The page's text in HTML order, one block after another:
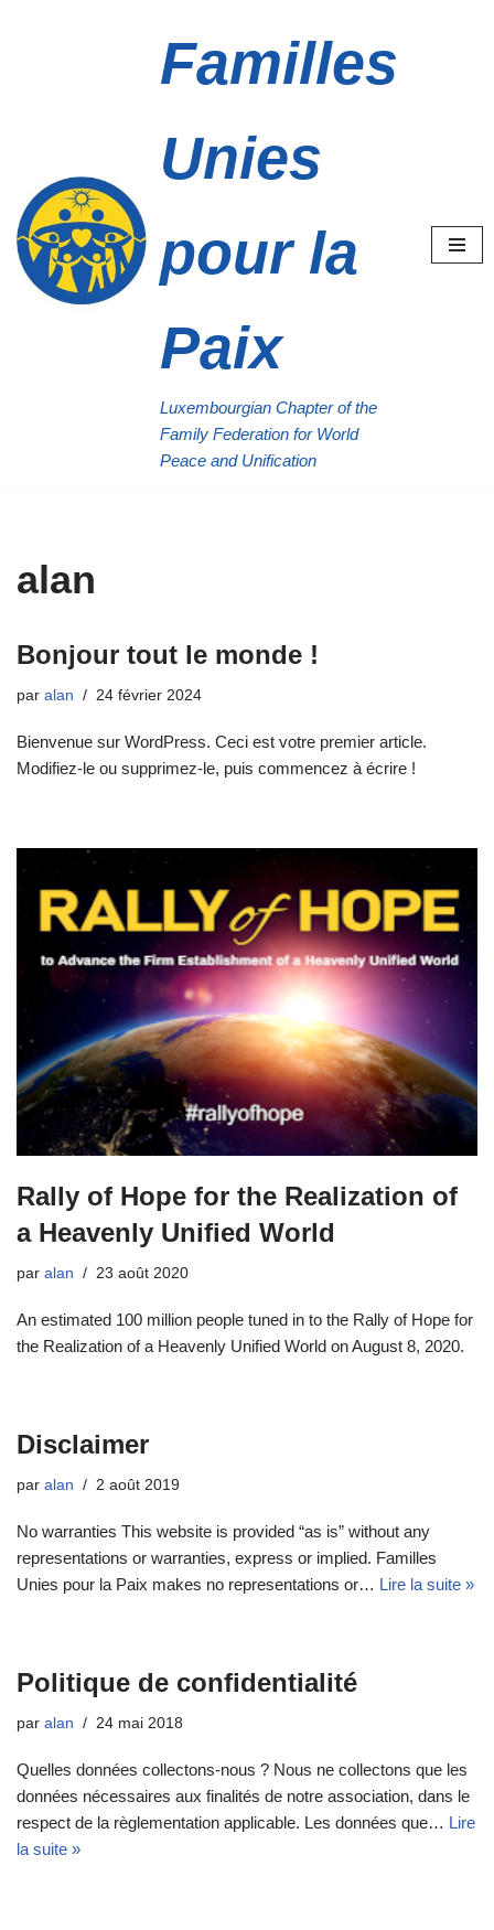
Familles
Unies
pour la
Paix
Luxembourgian Chapter of the
Family Federation for World
Peace and Unification
alan
Bonjour tout le monde !
par alan 24 février 2024
Bienvenue sur WordPress. Ceci est votre premier article.
Modifiez-le ou supprimez-le, puis commencez à écrire !
Rally of Hope for the Realization of
a Heavenly Unified World
par alan 23 août 2020
An estimated 100 million people tuned in to the Rally of Hope for
the Realization of a Heavenly Unified World on August 8, 2020.
Disclaimer
par alan 2 août 2019
No warranties This website is provided “as is” without any
representations or warranties, express or implied. Familles
Unies pour la Paix makes no representations or… Lire la suite »
Politique de confidentialité
par alan 24 mai 2018
Quelles données collectons-nous ? Nous ne collectons que les
données nécessaires aux finalités de notre association, dans le
respect de la règlementation applicable. Les données que… Lire
la suite »